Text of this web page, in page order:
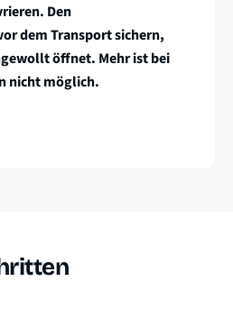
Den
dem Transport sichern,
öffnet. Mehr ist bei
nicht möglich.